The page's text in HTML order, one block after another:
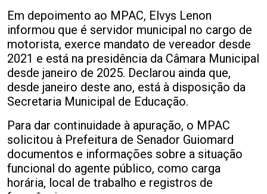
Em depoimento ao MPAC, Elvys Lenon
informou que é servidor municipal no cargo de
motorista, exerce mandato de vereador desde
2021 e está na presidência da Câmara Municipal
desde janeiro de 2025. Declarou ainda que,
desde janeiro deste ano, está à disposição da
Secretaria Municipal de Educação.
Para dar continuidade à apuração, o MPAC
solicitou à Prefeitura de Senador Guiomard
documentos e informações sobre a situação
funcional do agente público, como carga
horária, local de trabalho e registros de